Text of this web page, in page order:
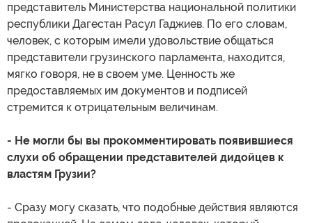
представитель Министерства национальной политики
республики Дагестан Расул Гаджиев. По его словам,
человек, с которым имели удовольствие общаться
представители грузинского парламента, находится,
мягко говоря, не в своем уме. Ценность же
предоставляемых им документов и подписей
стремится к отрицательным величинам.
- Не могли бы вы прокомментировать появившиеся
слухи об обращении представителей дидойцев к
властям Грузии?
- Сразу могу сказать, что подобные действия являются